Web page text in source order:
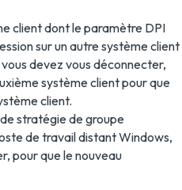
client dont le paramètre DPI
sur un autre système client
devez vous déconnecter,
système client pour que
client.
stratégie de groupe
de travail distant Windows,
pour que le nouveau